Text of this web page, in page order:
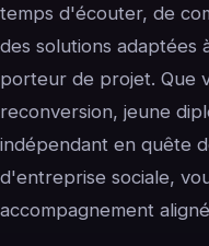
temps d'écouter, de
des solutions adaptées
porteur de projet. Que
reconversion, jeune
indépendant en quête
d'entreprise sociale,
accompagnement